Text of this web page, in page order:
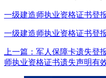
一级建造师执业资格证书登
一级建造师执业资格证书登
上一篇：军人保障卡遗失登
师执业资格证书遗失声明有